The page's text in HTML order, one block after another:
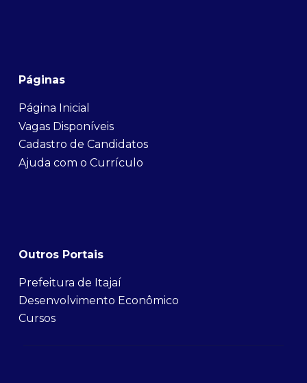
Páginas
Página Inicial
Vagas Disponíveis
Cadastro de Candidatos
Ajuda com o Currículo
Outros Portais
Prefeitura de Itajaí
Desenvolvimento Econômico
Cursos